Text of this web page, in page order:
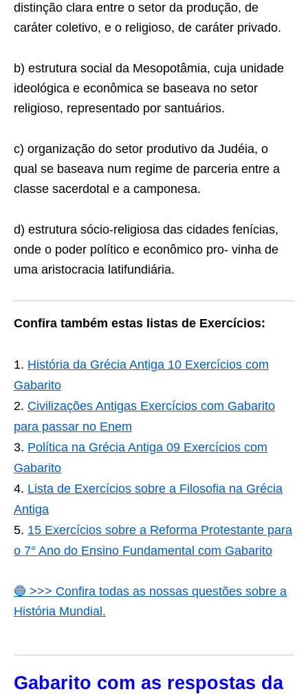
distinção clara entre o setor da produção, de
caráter coletivo, e o religioso, de caráter privado.
b) estrutura social da Mesopotâmia, cuja unidade
ideológica e econômica se baseava no setor
religioso, representado por santuários.
c) organização do setor produtivo da Judéia, o
qual se baseava num regime de parceria entre a
classe sacerdotal e a camponesa.
d) estrutura sócio-religiosa das cidades fenícias,
onde o poder político e econômico pro- vinha de
uma aristocracia latifundiária.
Confira também estas listas de Exercícios:
História da Grécia Antiga 10 Exercícios com
Gabarito
Civilizações Antigas Exercícios com Gabarito
para passar no Enem
Política na Grécia Antiga 09 Exercícios com
Gabarito
Lista de Exercícios sobre a Filosofia na Grécia
Antiga
15 Exercícios sobre a Reforma Protestante para
o 7° Ano do Ensino Fundamental com Gabarito
🔵 >>> Confira todas as nossas questões sobre a
História Mundial.
Gabarito com as respostas da